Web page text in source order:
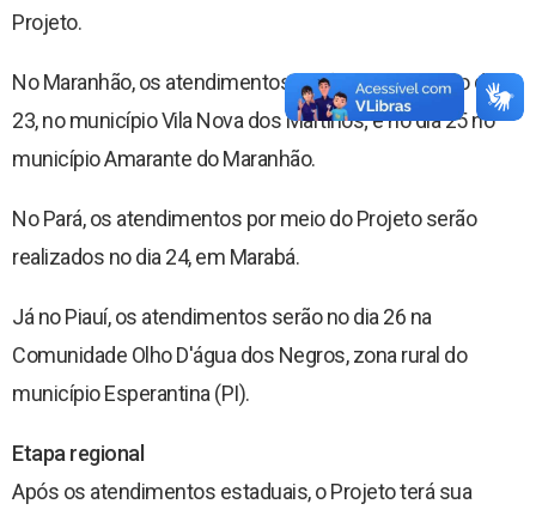
Projeto.
No Maranhão, os atendimentos serão realizados no dia
23, no município Vila Nova dos Martírios; e no dia 25 no
município Amarante do Maranhão.
No Pará, os atendimentos por meio do Projeto serão
realizados no dia 24, em Marabá.
Já no Piauí, os atendimentos serão no dia 26 na
Comunidade Olho D'água dos Negros, zona rural do
município Esperantina (PI).
Etapa regional
Após os atendimentos estaduais, o Projeto terá sua